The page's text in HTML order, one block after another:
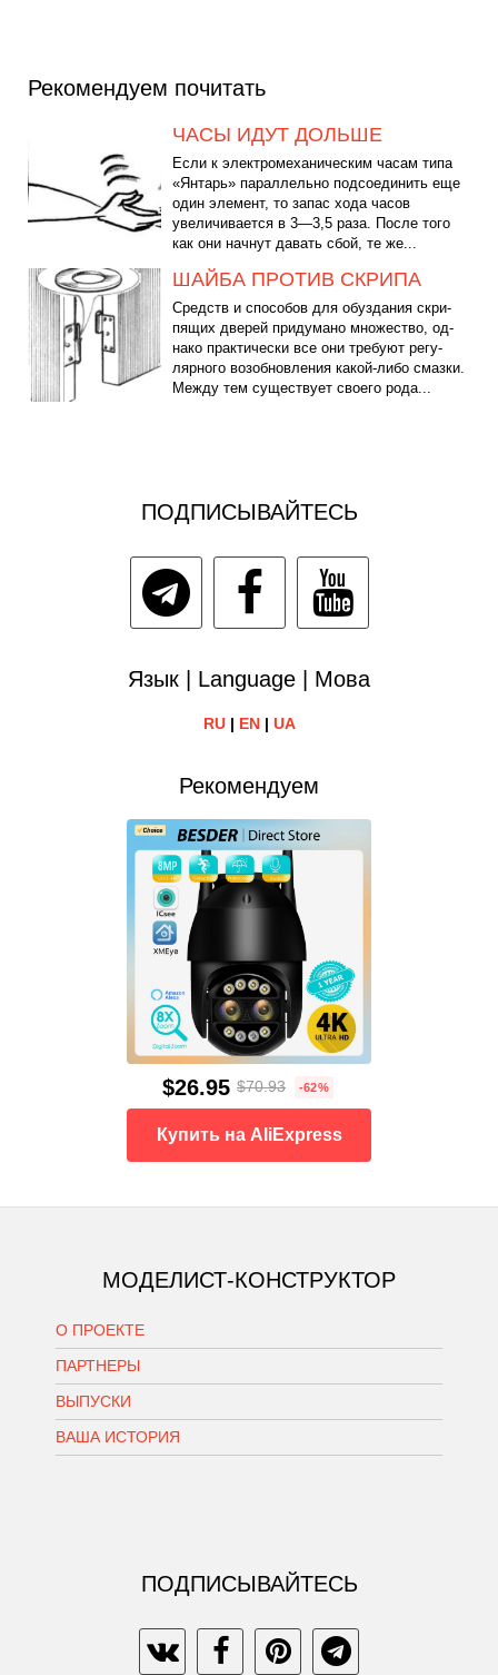
Рекомендуем почитать
ЧАСЫ ИДУТ ДОЛЬШЕ
Если к электромеханическим часам типа
«Янтарь» параллельно подсоединить еще
один элемент, то запас хода часов
увеличивается в 3—3,5 раза. После того
как они начнут давать сбой, те же...
ШАЙБА ПРОТИВ СКРИПА
Средств и способов для обуздания скри­
пящих дверей придумано множество, од­
нако практически все они требуют регу­
лярного возобновления какой-либо смаз­ки.
Между тем существует своего рода...
ПОДПИСЫВАЙТЕСЬ
Язык | Language | Мова
RU| EN| UA
Рекомендуем
$26.95 $70.93 -62%
Купить на AliExpress
МОДЕЛИСТ-КОНСТРУКТОР
О ПРОЕКТЕ
ПАРТНЕРЫ
ВЫПУСКИ
ВАША ИСТОРИЯ
ПОДПИСЫВАЙТЕСЬ